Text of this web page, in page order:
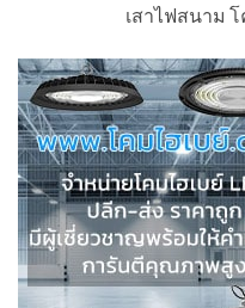
เสาไฟสนาม